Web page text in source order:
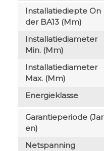
Installatiediepte On
Der BA13 (mm)
Installatiediameter
Min. (mm)
Installatiediameter
Max. (mm)
Energieklasse
Garantieperiode (jar
En)
Netspanning